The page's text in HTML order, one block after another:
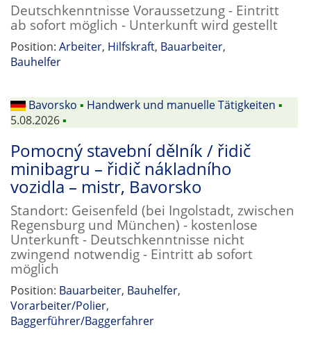
Deutschkenntnisse Voraussetzung - Eintritt
ab sofort möglich - Unterkunft wird gestellt
Position: Arbeiter, Hilfskraft, Bauarbeiter,
Bauhelfer
Bavorsko ▪ Handwerk und manuelle Tätigkeiten ▪
5.08.2026▪
Pomocný stavební dělník / řidič
minibagru – řidič nákladního
vozidla – mistr, Bavorsko
Standort: Geisenfeld (bei Ingolstadt, zwischen
Regensburg und München) - kostenlose
Unterkunft - Deutschkenntnisse nicht
zwingend notwendig - Eintritt ab sofort
möglich
Position: Bauarbeiter, Bauhelfer,
Vorarbeiter/Polier,
Baggerführer/Baggerfahrer